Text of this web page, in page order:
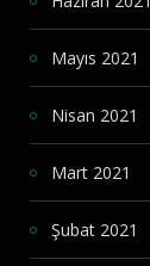
Mayıs 2021
Nisan 2021
Mart 2021
Şubat 2021